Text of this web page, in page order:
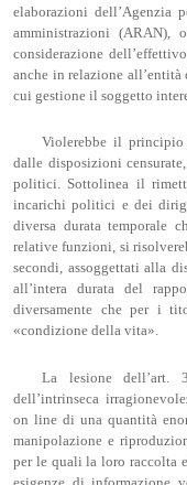
elaborazioni dell’Agenzia
amministrazioni (ARAN),
considerazione
anche in relazione
cui gestione il soggetto
Violerebbe il principio
dalle disposizioni
politici. Sottolinea il
incarichi politici e dei
diversa durata temporale
relative funzioni, si
secondi, assoggettati alla
all’intera durata del
diversamente che per i
«condizione della vita».
La lesione dell’art.
dell’intrinseca
on line di una quantità
manipolazione e
per le quali la loro raccolta